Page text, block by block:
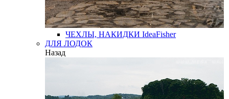
ЧЕХЛЫ, НАКИДКИ IdeaFisher
ДЛЯ ЛОДОК
Назад